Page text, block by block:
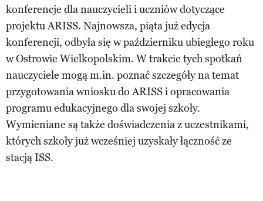
konferencje dla nauczycieli i uczniów dotyczące
projektu ARISS. Najnowsza, piąta już edycja
konferencji, odbyła się w październiku ubiegłego roku
w Ostrowie Wielkopolskim. W trakcie tych spotkań
nauczyciele mogą m.in. poznać szczegóły na temat
przygotowania wniosku do ARISS i opracowania
programu edukacyjnego dla swojej szkoły.
Wymieniane są także doświadczenia z uczestnikami,
których szkoły już wcześniej uzyskały łączność ze
stacją ISS.